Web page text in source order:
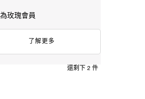
玫瑰會員
了解更多
還剩下 2 件